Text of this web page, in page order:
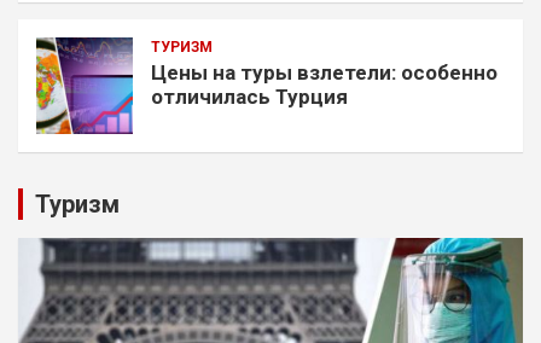
ТУРИЗМ
Цены на туры взлетели: особенно
отличилась Турция
Туризм